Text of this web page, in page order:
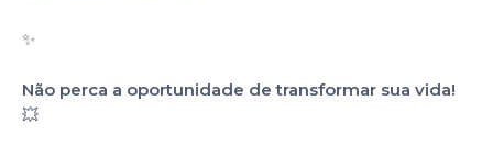
✨
Não perca a oportunidade de transformar sua vida!
💥